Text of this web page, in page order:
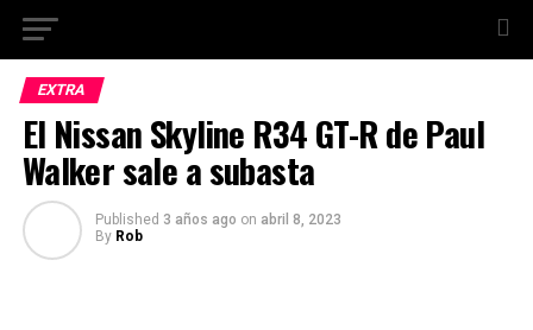
EXTRA
El Nissan Skyline R34 GT-R de Paul
Walker sale a subasta
Published 3 años ago on abril 8, 2023
By Rob